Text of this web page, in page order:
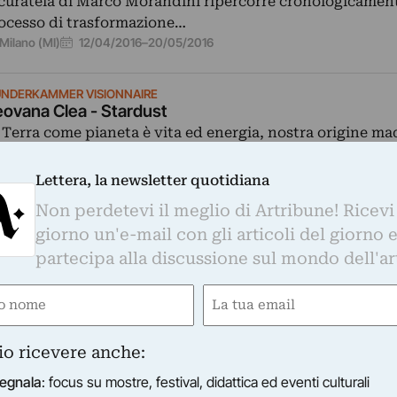
di trasformazione…
Milano (MI) 12/04/2016–20/05/2016
VISIONNAIRE
Clea - Stardust
Terra come pianeta è vita ed energia, nostra origine
traduce questo legame inscindibile in vibrazioni
Milano (MI) 22/10/2015–21/11/2015
VISIONNAIRE
Lettera, la newsletter quotidiana
Non perdetevi il meglio di Artribune! Ricevi
giorno un'e-mail con gli articoli del giorno e
partecipa alla discussione sul mondo
Email
ricevere anche:
: focus su mostre, festival, didattica ed eventi culturali